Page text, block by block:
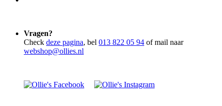
Vragen?
Check deze pagina, bel 013 822 05 94 of mail naar
webshop@ollies.nl